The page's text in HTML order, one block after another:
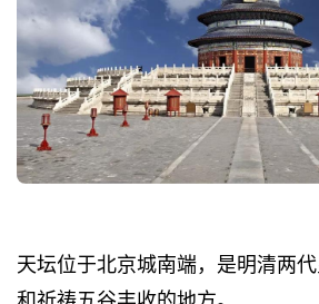
天坛位于北京城南端，是明清两